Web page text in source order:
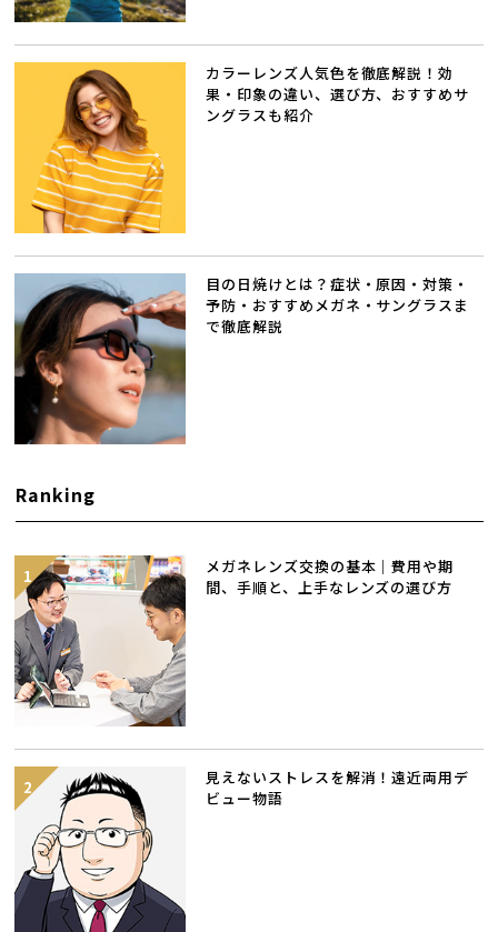
カラーレンズ人気色を徹底解説！効
果・印象の違い、選び方、おすすめサ
ングラスも紹介
目の日焼けとは？症状・原因・対策・
予防・おすすめメガネ・サングラスま
で徹底解説
Ranking
メガネレンズ交換の基本｜費用や期
間、手順と、上手なレンズの選び方
見えないストレスを解消！遠近両用デ
ビュー物語